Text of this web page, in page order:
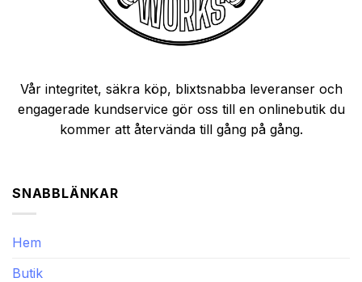
Vår integritet, säkra köp, blixtsnabba leveranser och
engagerade kundservice gör oss till en onlinebutik du
kommer att återvända till gång på gång.
SNABBLÄNKAR
Hem
Butik